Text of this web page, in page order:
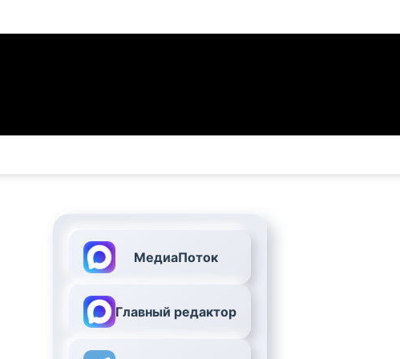
МедиаПоток
Главный редактор